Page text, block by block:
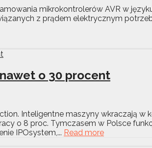
mikrokontrolerów AVR w
z prądem elektrycznym
o 30 procent
Inteligentne maszyny wkraczają w
o 8 proc. Tymczasem w Polsce
IPOsystem,... Read more